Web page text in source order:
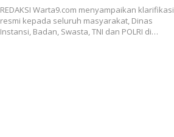
REDAKSI Warta9.com menyampaikan klarifikasi
resmi kepada seluruh masyarakat, Dinas
Instansi, Badan, Swasta, TNI dan POLRI di…